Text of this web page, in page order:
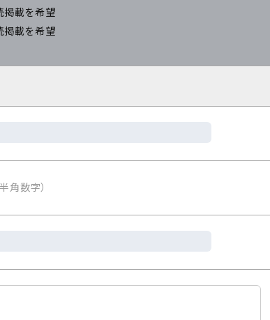
掲載を希望
掲載を希望
半角数字）